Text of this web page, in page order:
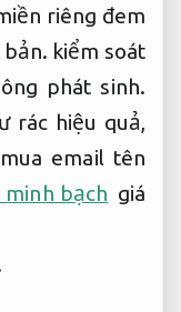
riêng đem
bản. kiểm soát
phát sinh.
rác hiệu quả,
email tên
bạch giá